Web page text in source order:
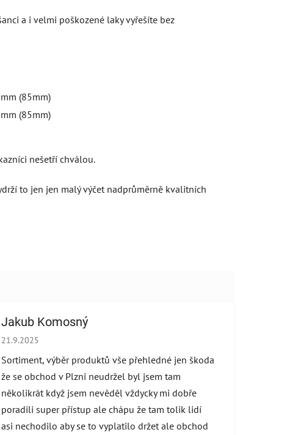
a i velmi poškozené laky vyřešíte bez
nešetří chválou.
to jen jen malý výčet nadprůměrně kvalitních
Jakub Komosný
Hodnocení obchodu je 5 z 5 hvězdiček.
21.9.2025
Sortiment, výběr produktů vše přehledné jen škoda
že se obchod v Plzni neudržel byl jsem tam
několikrát když jsem nevěděl vždycky mi dobře
poradili super přístup ale chápu že tam tolik lidí
asi nechodilo aby se to vyplatilo držet ale obchod